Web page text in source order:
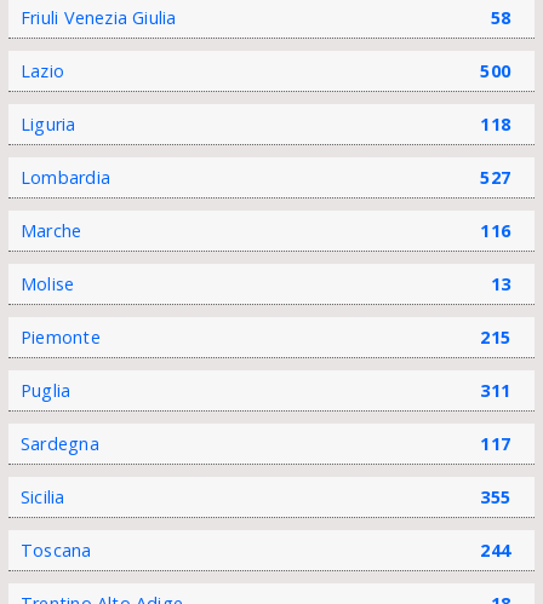
Friuli Venezia Giulia 58
Lazio 500
Liguria 118
Lombardia 527
Marche 116
Molise 13
Piemonte 215
Puglia 311
Sardegna 117
Sicilia 355
Toscana 244